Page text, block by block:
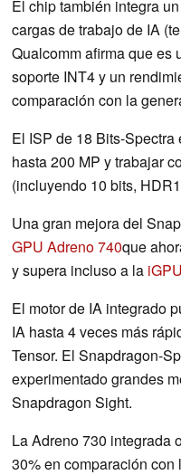
El chip también integra
cargas de trabajo de IA
Qualcomm afirma que es
soporte INT4 y un
comparación con la
El ISP de 18 Bits-
hasta 200 MP y trabajar
(incluyendo 10 bits,
Una gran mejora del
GPU Adreno 740que
y supera incluso a la
El motor de IA integrado
IA hasta 4 veces más
Tensor. El Snapdragon-
experimentado grandes
Snapdragon Sight.
La Adreno 730 integrada
30% en comparación con